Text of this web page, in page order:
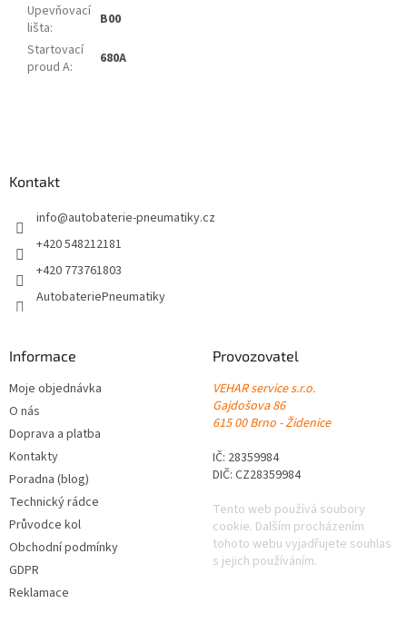
Upevňovací
lišta:
B00
Startovací
proud A: 680A
Kontakt
info@autobaterie-pneumatiky.cz
+420 548212181
+420 773761803
AutobateriePneumatiky
Informace
Moje objednávka
O nás
Doprava a platba
Kontakty
Poradna (blog)
Technický rádce
Průvodce kol
Obchodní podmínky
GDPR
Reklamace
Provozovatel
VEHAR service s.r.o.
Gajdošova 86
615 00 Brno - Židenice
IČ: 28359984
DIČ: CZ28359984
Tento web používá soubory
cookie. Dalším procházením
tohoto webu vyjadřujete souhlas
s jejich používáním.